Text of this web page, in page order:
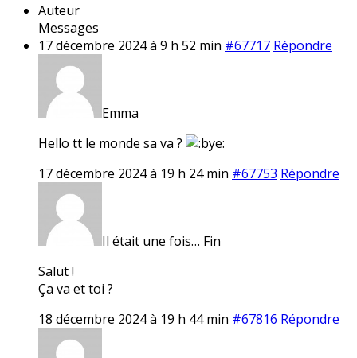
Auteur
Messages
17 décembre 2024 à 9 h 52 min #67717 Répondre
Emma
Hello tt le monde sa va ?
17 décembre 2024 à 19 h 24 min #67753 Répondre
Il était une fois… Fin
Salut !
Ça va et toi ?
18 décembre 2024 à 19 h 44 min #67816 Répondre